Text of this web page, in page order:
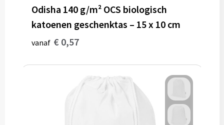
Odisha 140 g/m² OCS biologisch
katoenen geschenktas – 15 x 10 cm
vanaf € 0,57